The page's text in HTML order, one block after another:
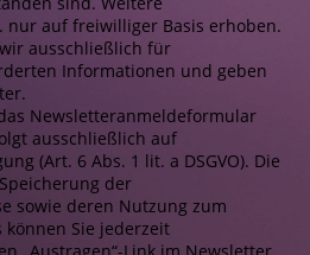
nur auf freiwilliger Basis erhoben.
ausschließlich für
Informationen und geben
Newsletteranmeldeformular
ausschließlich auf
(Art. 6 Abs. 1 lit. a DSGVO). Die
der
sowie deren Nutzung zum
können Sie jederzeit